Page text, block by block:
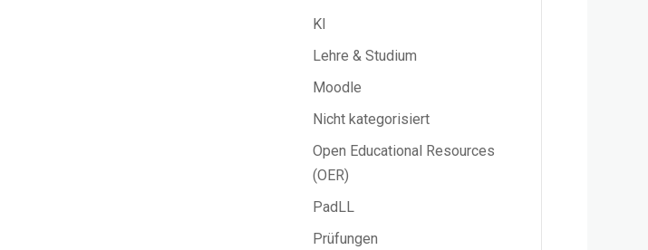
KI
Lehre & Studium
Moodle
Nicht kategorisiert
Open Educational Resources
(OER)
PadLL
Prüfungen